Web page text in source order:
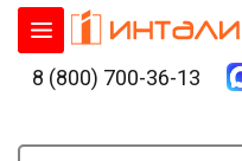
8 (800) 700-36-13